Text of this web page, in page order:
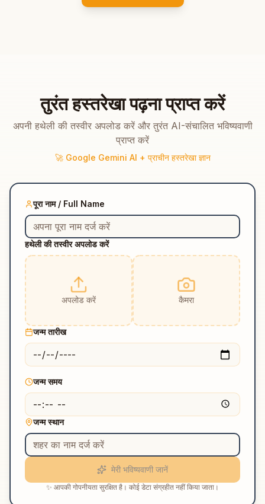
तुरंत हस्तरेखा पढ़ना प्राप्त करें
अपनी हथेली की तस्वीर अपलोड करें और तुरंत AI-संचालित भविष्यवाणी
प्राप्त करें
🚀 Google Gemini AI + प्राचीन हस्तरेखा ज्ञान
पूरा नाम / Full Name
हथेली की तस्वीर अपलोड करें
अपलोड करें कैमरा
जन्म तारीख
जन्म समय
जन्म स्थान
मेरी भविष्यवाणी जानें
✨ आपकी गोपनीयता सुरक्षित है। कोई डेटा संग्रहीत नहीं किया जाता।